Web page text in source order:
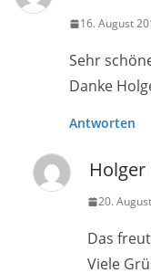
16. August
Sehr
Danke
Antworten
Holger
20.
Das
Viele